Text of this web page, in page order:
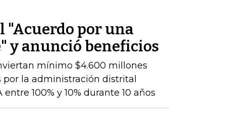
"Acuerdo por una
y anunció beneficios
mínimo $4.600 millones
la administración distrital
100% y 10% durante 10 años